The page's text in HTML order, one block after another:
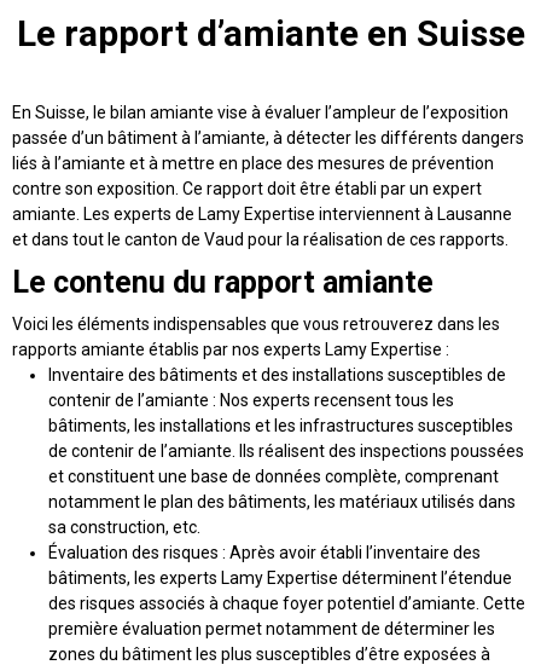
Le rapport d’amiante en Suisse
En Suisse, le bilan amiante vise à évaluer l’ampleur de l’exposition
passée d’un bâtiment à l’amiante, à détecter les différents dangers
liés à l’amiante et à mettre en place des mesures de prévention
contre son exposition. Ce rapport doit être établi par un expert
amiante . Les experts de Lamy Expertise interviennent à Lausanne
et dans tout le canton de Vaud pour la réalisation de ces rapports.
Le contenu du rapport amiante
Voici les éléments indispensables que vous retrouverez dans les
rapports amiante établis par nos experts Lamy Expertise :
Inventaire des bâtiments et des installations susceptibles de
contenir de l’amiante : Nos experts recensent tous les
bâtiments, les installations et les infrastructures susceptibles
de contenir de l’amiante. Ils réalisent des inspections poussées
et constituent une base de données complète, comprenant
notamment le plan des bâtiments, les matériaux utilisés dans
sa construction, etc.
Évaluation des risques : Après avoir établi l’inventaire des
bâtiments, les experts Lamy Expertise déterminent l’étendue
des risques associés à chaque foyer potentiel d’amiante. Cette
première évaluation permet notamment de déterminer les
zones du bâtiment les plus susceptibles d’être exposées à